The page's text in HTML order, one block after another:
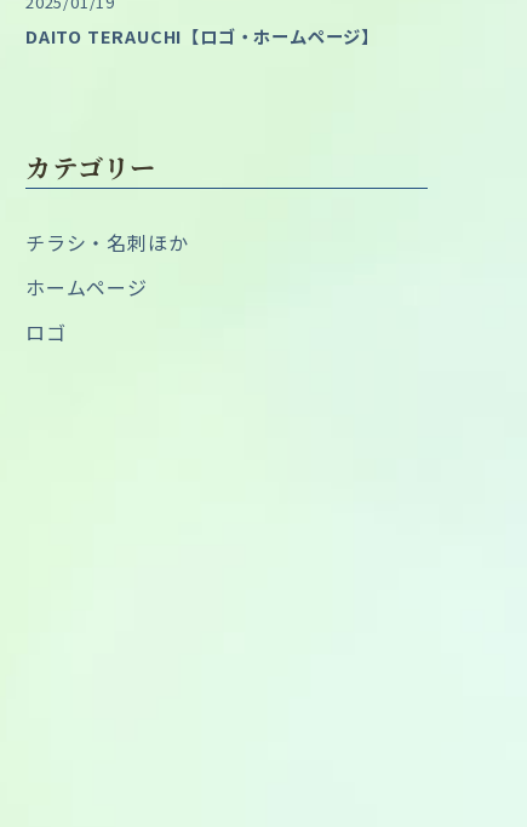
DAITO TERAUCHI【ロゴ・ホームページ】
カテゴリー
チラシ・名刺ほか
ホームページ
ロゴ